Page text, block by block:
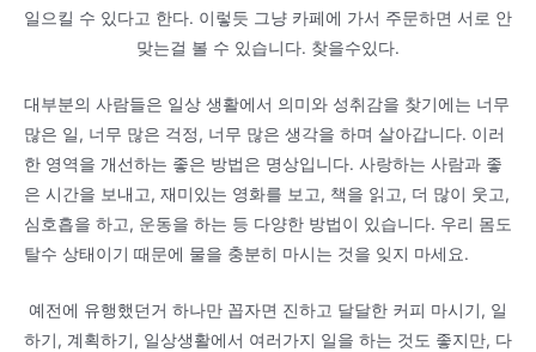
일으킬 수 있다고 한다. 이렇듯 그냥 카페에 가서 주문하면 서로 안
맞는걸 볼 수 있습니다. 찾을수있다.
대부분의 사람들은 일상 생활에서 의미와 성취감을 찾기에는 너무
많은 일, 너무 많은 걱정, 너무 많은 생각을 하며 살아갑니다. 이러
한 영역을 개선하는 좋은 방법은 명상입니다. 사랑하는 사람과 좋
은 시간을 보내고, 재미있는 영화를 보고, 책을 읽고, 더 많이 웃고,
심호흡을 하고, 운동을 하는 등 다양한 방법이 있습니다. 우리 몸도
탈수 상태이기 때문에 물을 충분히 마시는 것을 잊지 마세요.
예전에 유행했던거 하나만 꼽자면 진하고 달달한 커피 마시기, 일
하기, 계획하기, 일상생활에서 여러가지 일을 하는 것도 좋지만, 다